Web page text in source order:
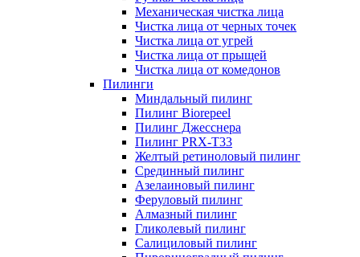
Механическая чистка лица
Чистка лица от черных точек
Чистка лица от угрей
Чистка лица от прыщей
Чистка лица от комедонов
Пилинги
Миндальный пилинг
Пилинг Biorepeel
Пилинг Джесснера
Пилинг PRX-T33
Желтый ретиноловый пилинг
Срединный пилинг
Азелаиновый пилинг
Феруловый пилинг
Алмазный пилинг
Гликолевый пилинг
Салициловый пилинг